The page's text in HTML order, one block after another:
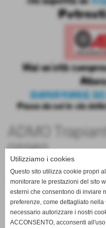
ADMO
osseo
17-10-2019 10:44-Comunicazioni
Diventa donatore di
Il trapianto è una terapia
congenite del sangue
come talassemie e deficit
cellule del sangue.
Utilizziamo i cookies
Questo sito utilizza cookie propri
monitorare le prestazioni del sito
esterni che consentono di inviare
preferenze, come dettagliato
necessario autorizzare i nostri
ACCONSENTO, acconsenti